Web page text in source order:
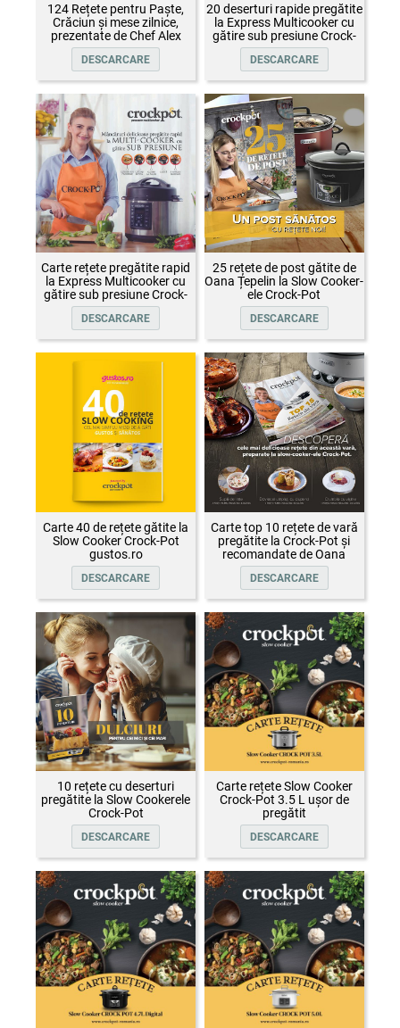
124 Rețete pentru Paște,
Crăciun și mese zilnice,
prezentate de Chef Alex
Cîrțu și invitații săi
DESCARCARE
20 deserturi rapide pregătite
la Express Multicooker cu
gătire sub presiune Crock-
Pot
DESCARCARE
Carte rețete pregătite rapid
la Express Multicooker cu
gătire sub presiune Crock-
Pot
DESCARCARE
25 rețete de post gătite de
Oana Țepelin la Slow Cooker-
ele Crock-Pot
DESCARCARE
Carte 40 de rețete gătite la
Slow Cooker Crock-Pot
gustos.ro
DESCARCARE
Carte top 10 rețete de vară
pregătite la Crock-Pot și
recomandate de Oana
Țepelin
DESCARCARE
10 rețete cu deserturi
pregătite la Slow Cookerele
Crock-Pot
DESCARCARE
Carte rețete Slow Cooker
Crock-Pot 3.5 L ușor de
pregătit
DESCARCARE